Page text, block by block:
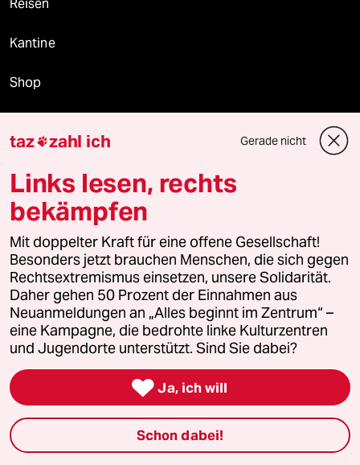
Reisen
Kantine
Shop
Fragen & Hilfe
Feedback
Aboservice
ePaper Login
Downloads für Abonnierende
© 2026 taz Verlags und Vertriebs GmbH
Alle Rechte vorbehalten. Bei rechtlichen Fragen oder für Genehmigungen
taz zahl ich Gerade nicht
Links lesen, rechts
bekämpfen
Mit doppelter Kraft für eine offene Gesellschaft!
Besonders jetzt brauchen Menschen, die sich gegen
Rechtsextremismus einsetzen, unsere Solidarität.
Daher gehen 50 Prozent der Einnahmen aus
Neuanmeldungen an „Alles beginnt im Zentrum“ –
eine Kampagne, die bedrohte linke Kulturzentren
und Jugendorte unterstützt. Sind Sie dabei?
 Ja, ich will
Schon dabei!